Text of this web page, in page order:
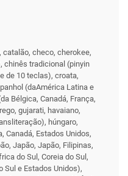
catalão, checo, cherokee,
chinês tradicional (pinyin
de 10 teclas), croata,
(daAmérica Latina e
Bélgica, Canadá, França,
gujarati, havaiano,
húngaro,
Canadá, Estados Unidos,
Japão, Japão, Filipinas,
do Sul, Coreia do Sul,
Sul e Estados Unidos),